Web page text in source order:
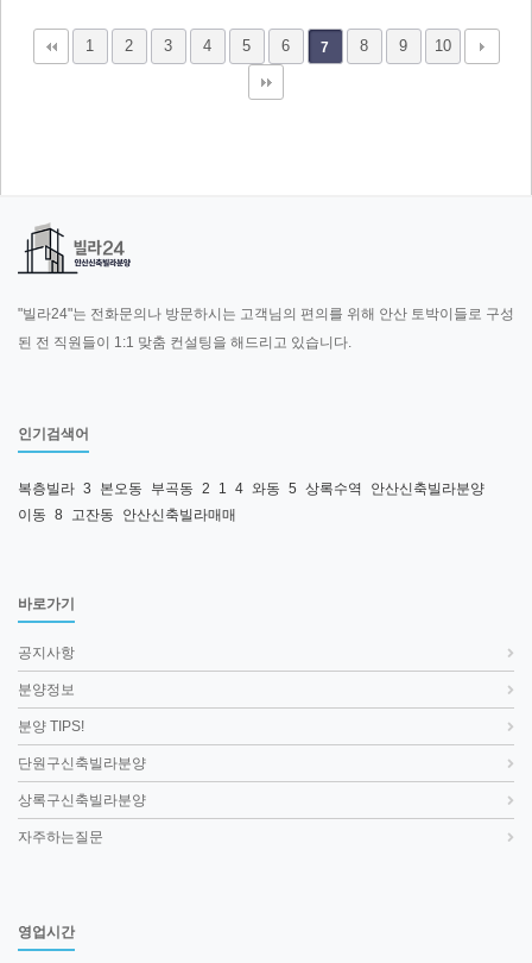
1 2 3 4 5 6 7 8 9 10
"빌라24"는 전화문의나 방문하시는 고객님의 편의를 위해 안산 토박이들로 구성
된 전 직원들이 1:1 맞춤 컨설팅을 해드리고 있습니다.
인기검색어
복층빌라 3 본오동 부곡동 2 1 4 와동 5 상록수역
안산신축빌라분양
이동 8 고잔동 안산신축빌라매매
바로가기
공지사항
분양정보
분양 TIPS!
단원구신축빌라분양
상록구신축빌라분양
자주하는질문
영업시간